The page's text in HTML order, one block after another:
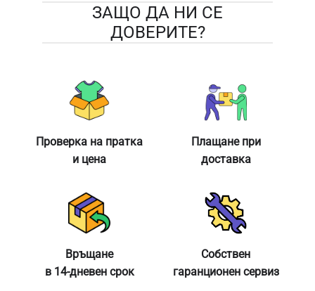
ЗАЩО ДА НИ СЕ
ДОВЕРИТЕ?
Проверка на пратка
и цена
Плащане при
доставка
Връщане
в 14-дневен срок
Собствен
гаранционен сервиз